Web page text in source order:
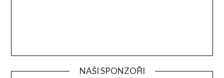
NAŠI SPONZOŘI